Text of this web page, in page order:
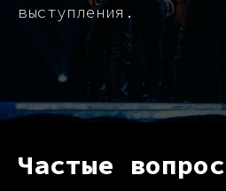
выступления.
Частые